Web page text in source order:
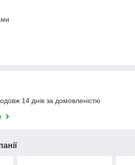
14 днів за домовленістю